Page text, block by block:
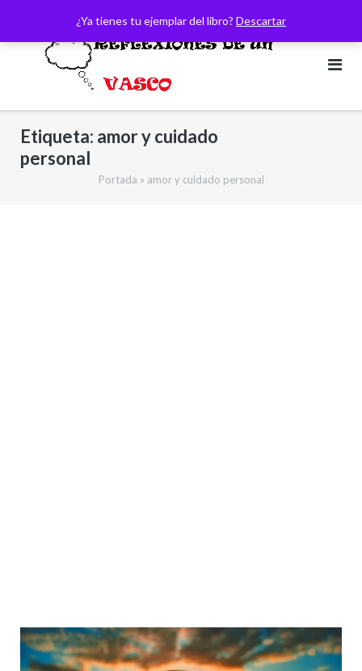
¿Ya tienes tu ejemplar del libro? Descartar
contenido
Etiqueta: amor y cuidado
personal
Portada » amor y cuidado personal